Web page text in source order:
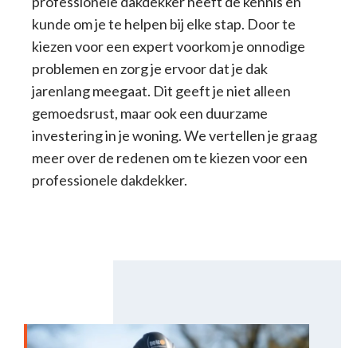
kunde om je te helpen bij elke stap. Door te
kiezen voor een expert voorkom je onnodige
problemen en zorg je ervoor dat je dak
jarenlang meegaat. Dit geeft je niet alleen
gemoedsrust, maar ook een duurzame
investering in je woning. We vertellen je graag
meer over de redenen om te kiezen voor een
professionele dakdekker.